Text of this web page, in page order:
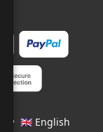
• 🇬🇧 English